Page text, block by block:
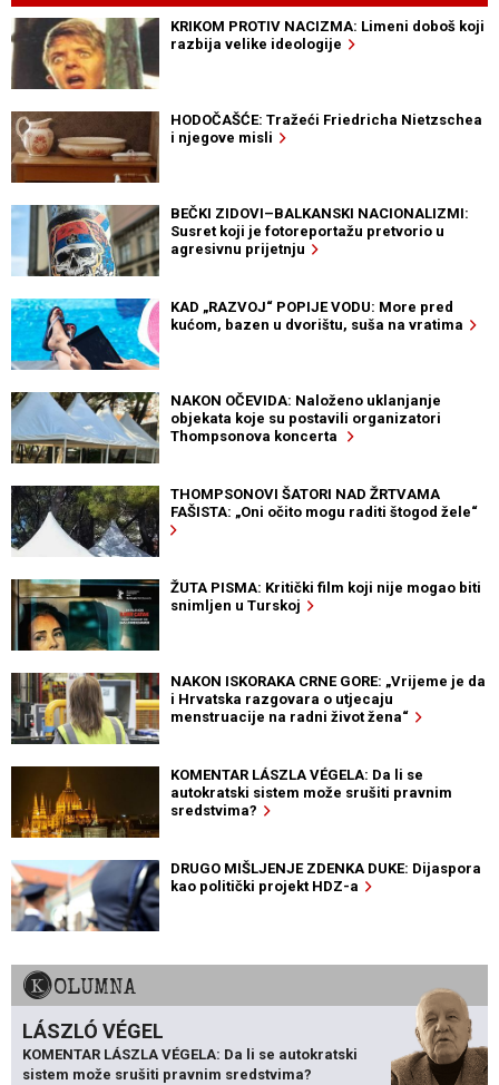
KRIKOM PROTIV NACIZMA: Limeni doboš koji
razbija velike ideologije
HODOČAŠĆE: Tražeći Friedricha Nietzschea
i njegove misli
BEČKI ZIDOVI–BALKANSKI NACIONALIZMI:
Susret koji je fotoreportažu pretvorio u
agresivnu prijetnju
KAD „RAZVOJ“ POPIJE VODU: More pred
kućom, bazen u dvorištu, suša na vratima
NAKON OČEVIDA: Naloženo uklanjanje
objekata koje su postavili organizatori
Thompsonova koncerta
THOMPSONOVI ŠATORI NAD ŽRTVAMA
FAŠISTA: „Oni očito mogu raditi štogod žele“
ŽUTA PISMA: Kritički film koji nije mogao biti
snimljen u Turskoj
NAKON ISKORAKA CRNE GORE: „Vrijeme je da
i Hrvatska razgovara o utjecaju
menstruacije na radni život žena“
KOMENTAR LÁSZLA VÉGELA: Da li se
autokratski sistem može srušiti pravnim
sredstvima?
DRUGO MIŠLJENJE ZDENKA DUKE: Dijaspora
kao politički projekt HDZ-a
KOLUMNA
LÁSZLÓ VÉGEL
KOMENTAR LÁSZLA VÉGELA: Da li se autokratski
sistem može srušiti pravnim sredstvima?